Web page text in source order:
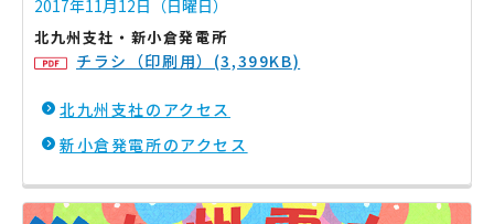
2017年11月12日（日曜日）
北九州支社・新小倉発電所
チラシ（印刷用）(3,399KB)
北九州支社のアクセス
新小倉発電所のアクセス